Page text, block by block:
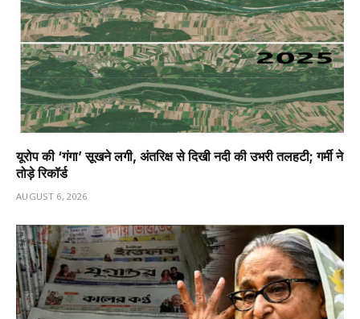
यूरोप की ‘गंगा’ सूखने लगी, अंतरिक्ष से दिखी नदी की उभरी तलहटी; गर्मी ने
तोड़े रिकॉर्ड
AUGUST 6, 2026